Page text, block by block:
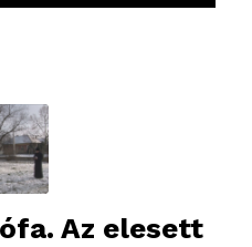
Az elesett